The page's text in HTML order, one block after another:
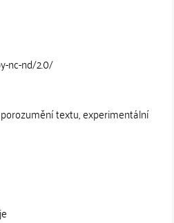
nc-nd/2.0/
textu, experimentální